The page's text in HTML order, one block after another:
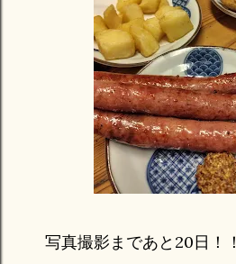
写真撮影まであと20日！！